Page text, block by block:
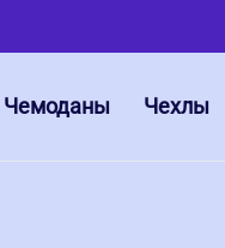
Чемоданы Чехлы